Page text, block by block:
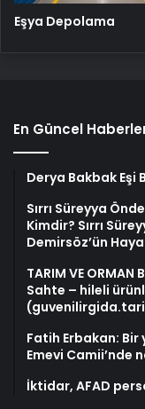
Eşya Depolama
En Güncel
Derya Bakbak Eşi
Sırrı Süreyya
Kimdir? Sırrı
Demirsöz’ün
TARIM VE ORMAN
Sahte – hileli
Fatih Erbakan: Bir
Emevi Camii’nde
İktidar, AFAD